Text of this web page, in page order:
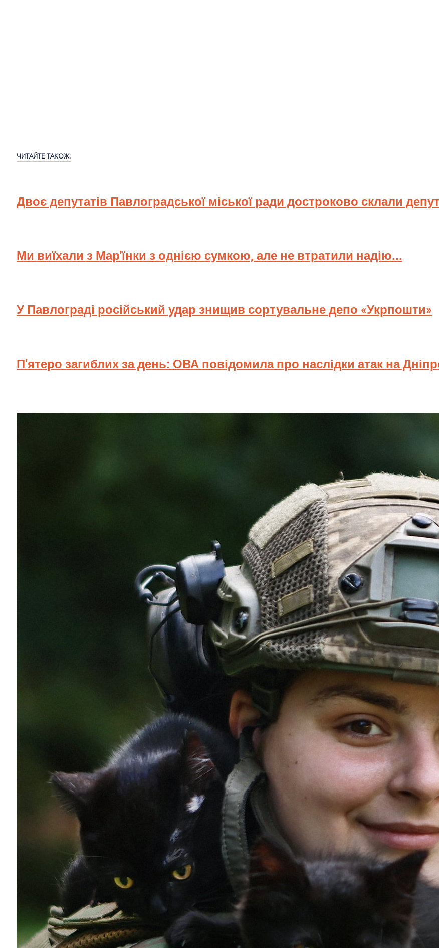
ЧИТАЙТЕ ТАКОЖ:
Двоє депутатів Павлоградської міської ради достроково склали
Ми виїхали з Мар'їнки з однією сумкою, але не втратили надію...
У Павлограді російський удар знищив сортувальне депо «Укрпошти»
П’ятеро загиблих за день: ОВА повідомила про наслідки атак на